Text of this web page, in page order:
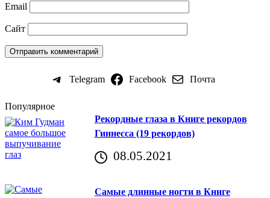
Email
Сайт
Telegram Facebook Почта
Популярное
Рекордные глаза в Книге рекордов
Гиннесса (19 рекордов)
08.05.2021
Самые длинные ногти в Книге